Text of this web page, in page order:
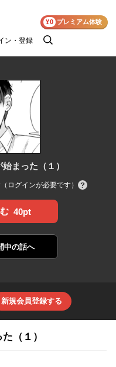
ン・登録
検
¥0 プレミアム体験
まった（１）
ログインが必要です）
40pt
中の話へ
新規会員登録する
（１）